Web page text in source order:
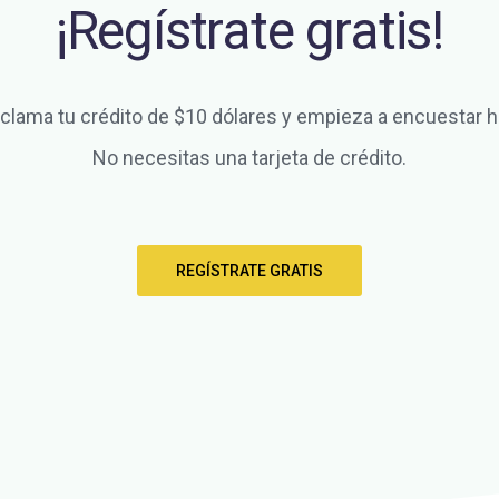
¡Regístrate gratis!
tu crédito de $10 dólares y empieza a encuestar
No necesitas una tarjeta de crédito.
REGÍSTRATE GRATIS